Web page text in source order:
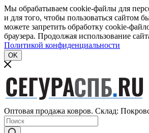
Мы обрабатываем cookie-файлы для
и для того, чтобы пользоваться сайтом
можете запретить обработку cookie-
браузера. Продолжая использование
Политикой конфиденциальности
OK
Оптовая продажа ковров. Склад: